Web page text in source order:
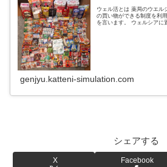
ウェル活とは 薬局のウエル
の買い物ができる制度を利
を言います。 ウェルシアに
genjyu.katteni-simulation.com
シェアする
X Facebook